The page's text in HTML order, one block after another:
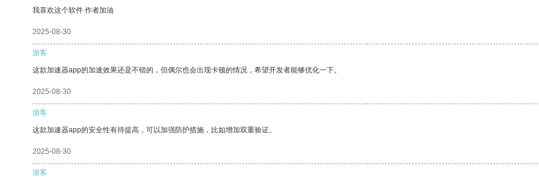
我喜欢这个软件 作者加油
2025-08-30
游客
这款加速器app的加速效果还是不错的，但偶尔也会出现卡顿的情况，希望开发者能够优化一下。
2025-08-30
游客
这款加速器app的安全性有待提高，可以加强防护措施，比如增加双重验证。
2025-08-30
游客